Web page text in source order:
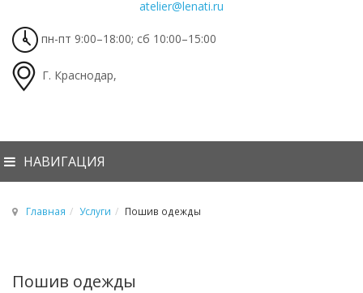
пн-пт 9:00–18:00; сб 10:00–15:00
Г. Краснодар,
НАВИГАЦИЯ
Главная Услуги Пошив одежды
Пошив одежды